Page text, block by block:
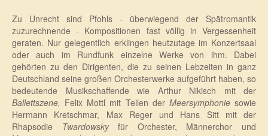
Zu Unrecht sind Pfohls - überwiegend der Spätromantik
zuzurechnende - Kompositionen fast völlig in Vergessenheit
geraten. Nur gelegentlich erklingen heutzutage im Konzertsaal
oder auch im Rundfunk einzelne Werke von ihm. Dabei
gehörten zu den Dirigenten, die zu seinen Lebzeiten in ganz
Deutschland seine großen Orchesterwerke aufgeführt haben, so
bedeutende Musikschaffende wie Arthur Nikisch mit der
Ballettszene, Felix Mottl mit Teilen der Meersymphoniesowie
Hermann Kretschmar, Max Reger und Hans Sitt mit der
Rhapsodie Twardowskyfür Orchester, Männerchor und